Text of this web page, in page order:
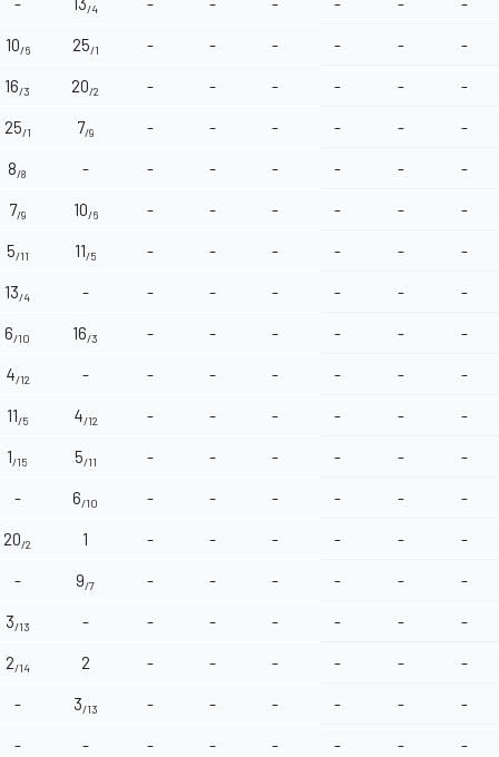
/4
10/6 25/1 - - - - - -
16/3 20/2 - - - - - -
25/1 7/9 - - - - - -
8/8 - - - - - - -
7/9 10/6 - - - - - -
5/11 11/5 - - - - - -
13/4 - - - - - - -
6/10 16/3 - - - - - -
4/12 - - - - - - -
11/5 4/12 - - - - - -
1/15 5/11 - - - - - -
- 6/10 - - - - - -
20/2 1 - - - - - -
- 9/7 - - - - - -
3/13 - - - - - - -
2/14 2 - - - - - -
- 3/13 - - - - - -
- - - - - - - -